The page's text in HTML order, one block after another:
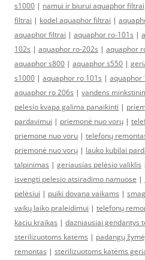
s1000 | namui ir biurui aquaphor filtrai
filtrai | kodel aquaphor filtrai |
aquaphor filtrai | aquaphor ro-101s |
102s | aquaphor ro-202s | aquaphor
aquaphor s800 | aquaphor s550 |
s1000 | aquaphor ro 101s | aquaphor
aquaphor ro 206s | vandens
pelesio kvapa galima panaikinti |
pardavimui | priemonė nuo vorų |
priemone nuo voru | telefonų
priemonė nuo vorų | lauko kubilai
talpinimas | geriausias pelėsio valiklis
isvengti pelesio atsiradimo namuose |
pelėsiui | puiki dovana vaikams |
vaikų laiko praleidimui | telefonų
kaciu kraikas | dazniausiai gendantys
sterilizuotoms katėms | padangų
remontas | sterilizuotoms katėms